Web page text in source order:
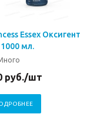
Essex Оксигент
мл.
руб./шт